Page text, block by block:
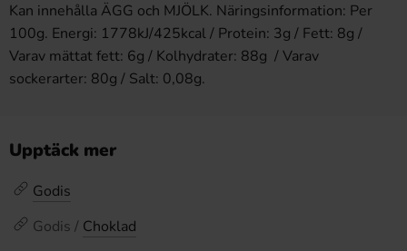
Kan innehålla ÄGG och MJÖLK. Näringsinformation: Per
100g. Energi: 1778kJ/425kcal / Protein: 3g / Fett: 8g /
Varav mättat fett: 6g / Kolhydrater: 88g / Varav
sockerarter: 80g / Salt: 0,08g.
Upptäck mer
Godis
Godis / Choklad